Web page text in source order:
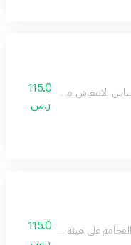
115.0
ر.س
115.0
ر.س